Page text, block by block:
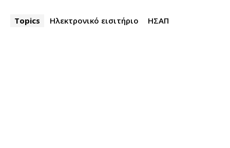
Topics Ηλεκτρονικό εισιτήριο ΗΣΑΠ